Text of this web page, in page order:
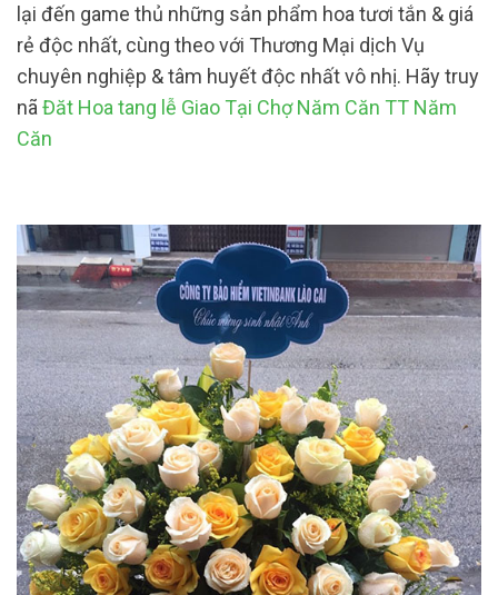
lại đến game thủ những sản phẩm hoa tươi tắn & giá
rẻ độc nhất, cùng theo với Thương Mại dịch Vụ
chuyên nghiệp & tâm huyết độc nhất vô nhị. Hãy truy
nã Đăt Hoa tang lễ Giao Tại Chợ Năm Căn TT Năm
Căn